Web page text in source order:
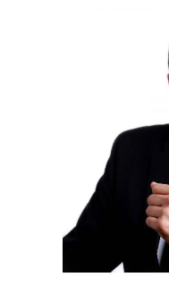
ללקוחותיו הכוונה
ייחודית בתחום
שימש בתפקידים
אודות התנהלותם של